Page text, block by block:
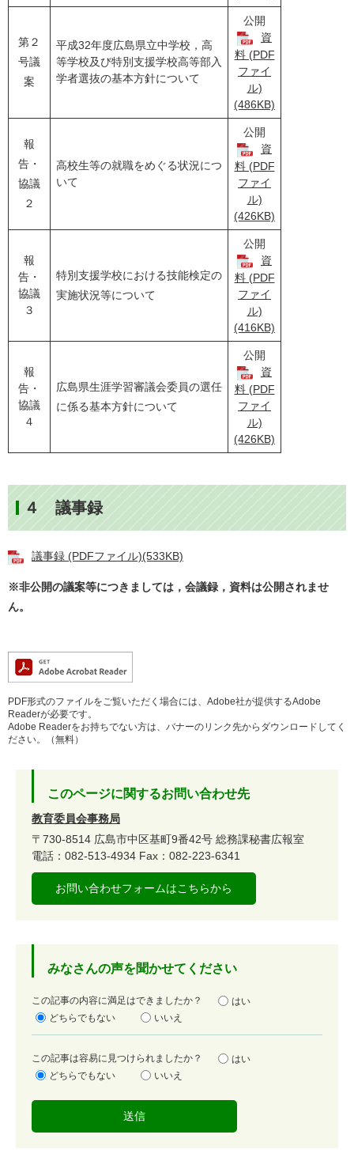
第２
号議
案
平成32年度広島県立中学校，高
等学校及び特別支援学校高等部入
学者選抜の基本方針について
公開
資
料 (PDF
ファイ
ル)
(486KB)
報
告・
協議
２
高校生等の就職をめぐる状況につ
いて
公開
資
料 (PDF
ファイ
ル)
(426KB)
報
告・
協議
３
特別支援学校における技能検定の
実施状況等について
公開
資
料 (PDF
ファイ
ル)
(416KB)
報
告・
協議
４
広島県生涯学習審議会委員の選任
に係る基本方針について
公開
資
料 (PDF
ファイ
ル)
(426KB)
４ 議事録
議事録 (PDFファイル)(533KB)
※非公開の議案等につきましては，会議録，資料は公開されませ
ん。
PDF形式のファイルをご覧いただく場合には、Adobe社が提供するAdobe
Readerが必要です。
Adobe Readerをお持ちでない方は、バナーのリンク先からダウンロードしてく
ださい。（無料）
このページに関するお問い合わせ先
教育委員会事務局
〒730-8514 広島市中区基町9番42号 総務課秘書広報室
電話：082-513-4934 Fax：082-223-6341
お問い合わせフォームはこちらから
みなさんの声を聞かせてください
満
足
この記事の内容に満足はできましたか？
はい
どちらでもない
いいえ
容
易
この記事は容易に見つけられましたか？
はい
どちらでもない
いいえ